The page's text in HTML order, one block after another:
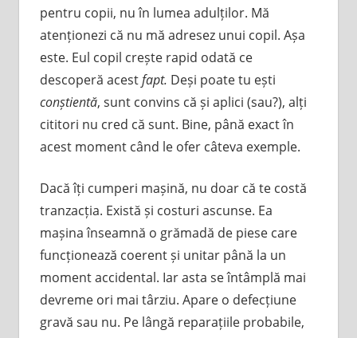
pentru copii, nu în lumea adulților. Mă
atenționezi că nu mă adresez unui copil. Așa
este. Eul copil crește rapid odată ce
descoperă acestfapt. Deși poate tu ești
conștientă, sunt convins că și aplici (sau?), alți
cititori nu cred că sunt. Bine, până exact în
acest moment când le ofer câteva exemple.
Dacă îți cumperi mașină, nu doar că te costă
tranzacția. Există și costuri ascunse. Ea
mașina înseamnă o grămadă de piese care
funcționează coerent și unitar până la un
moment accidental. Iar asta se întâmplă mai
devreme ori mai târziu. Apare o defecțiune
gravă sau nu. Pe lângă reparațiile probabile,